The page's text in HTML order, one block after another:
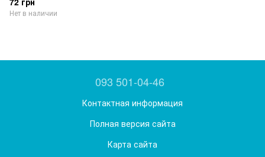
Нет в наличии
093 501-04-46
Контактная информация
Полная версия сайта
Карта сайта